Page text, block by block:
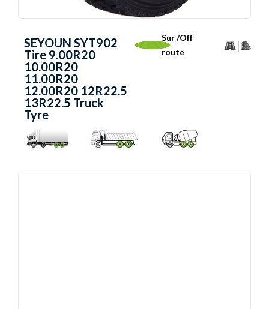
SEYOUN SYT902
Tire 9.00R20
10.00R20
11.00R20
12.00R20 12R22.5
13R22.5 Truck
Tyre
Sur /Off
route